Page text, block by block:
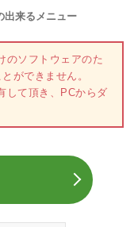
出来るメニュー
のソフトウェアのた
ができません。
して頂き、PCからダ